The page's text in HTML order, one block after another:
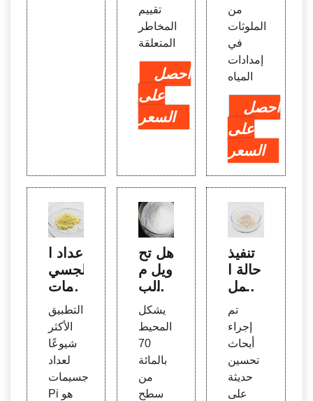
تقييم
المخاطر
المتعلقة
احصل
على
السعر
من
الملوثات
في
إمدادات
المياه
احصل
على
السعر
عداد ا
لجسي
مات
ومحل
ل المي
اه الص
الحة ل
لشر
ب
التطبيق
الأكثر
شيوعًا
لعداد
جسيمات
Pi هو
هل تح
ويل م
ياه الب
حر إل
ى ميا
ه للش
رب ي
ساعد
المياه
يشكل
المحيط
70
بالمائة
من
سطح
تنفيذ
حالة ا
لعمل
ميكية
لمياه
البحر
تم
إجراء
أبحاث
تحسين
حديثة
على